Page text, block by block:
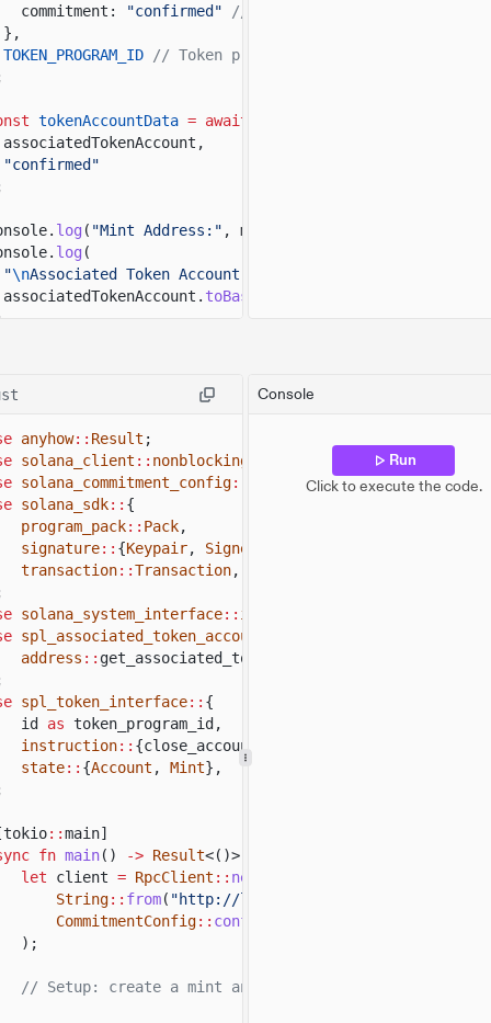
commitment:
"confirmed"
// Confirmation options for
},
TOKEN_PROGRAM_ID // Token program to invoke.
tokenAccountData = await
associatedTokenAccount,
"confirmed"
log ( "Mint Address:" , mintPubkey.
log (
"\nAssociated Token Account Address:"
associatedTokenAccount. toBase58
Transaction Signature:"
anyhow:: Result ;
solana_client :: nonblocking RpcClient
solana_commitment_config:: CommitmentConfig;
solana_sdk:: {
program_pack:: Pack,
signature:: {Keypair, Signer
transaction::Transaction,
solana_system_interface:: instruction
spl_associated_token_account_interface
address :: get_associated_token_address,
spl_token_interface:: {
id
as token_program_id,
instruction:: {close_account, initialize_mint},
state:: {Account , Mint},
::main]
fn main() -> Result<()> {
let
client = RpcClient :: new_with_commitment
String:: from( "http://localhost:8899"
CommitmentConfig:: confirmed
);
// Setup: create a mint and the payer's ATA before
Console
Run
Click to execute the code.